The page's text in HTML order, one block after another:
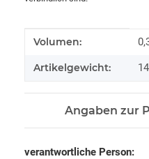
Produkteigenschaft
Wert
Volumen:
Artikelgewicht:
Angaben zur
verantwortliche Person: